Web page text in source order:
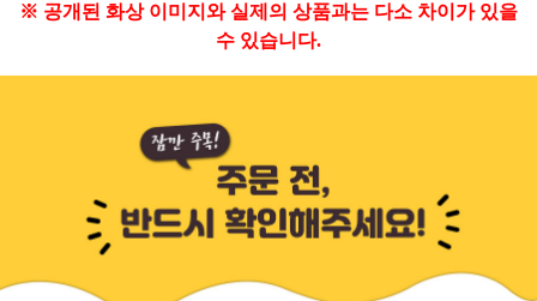
※ 공개된 화상 이미지와 실제의 상품과는 다소 차이가 있을
수 있습니다.